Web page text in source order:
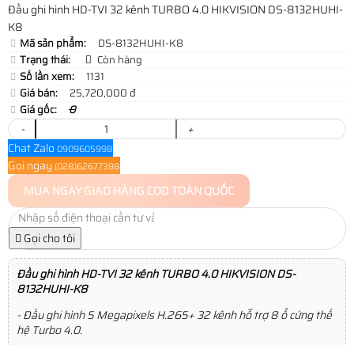
Đầu ghi hình HD-TVI 32 kênh TURBO 4.0 HIKVISION DS-8132HUHI-
K8
Mã sản phẩm:
DS-8132HUHI-K8
Trạng thái:
Còn hàng
Số lần xem:
1131
Giá bán:
25,720,000 đ
Giá gốc:
0
-
+
Chat Zalo 0909605998
Gọi ngay (028)62677398
MUA NGAYGIAO HÀNG COD TOÀN QUỐC
Gọi cho tôi
Đầu ghi hình HD-TVI 32 kênh TURBO 4.0 HIKVISION DS-
8132HUHI-K8
- Đầu ghi hình 5 Megapixels H.265+ 32 kênh hỗ trợ 8 ổ cứng thế
hệ Turbo 4.0.